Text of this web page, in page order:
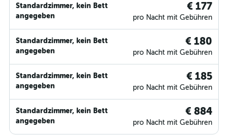
Standardzimmer, kein Bett
angegeben
€ 177
pro Nacht mit Gebühren
Standardzimmer, kein Bett
angegeben
€ 180
pro Nacht mit Gebühren
Standardzimmer, kein Bett
angegeben
€ 185
pro Nacht mit Gebühren
Standardzimmer, kein Bett
angegeben
€ 884
pro Nacht mit Gebühren